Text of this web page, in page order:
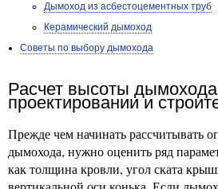
Дымоход из асбестоцементных труб
Керамический дымоход
Советы по выбору дымохода
Расчет высоты
проектировании и
Прежде чем начинать рассчитывать
дымохода, нужно оценить ряд
как толщина кровли, угол ската